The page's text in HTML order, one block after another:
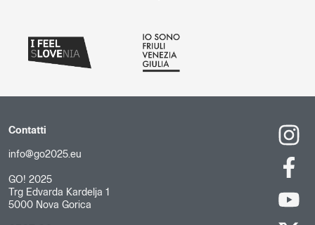
Contatti
info@go2025.eu
GO! 2025
Trg Edvarda Kardelja 1
5000 Nova Gorica